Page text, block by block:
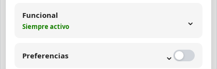
Estrategias de segmentación
Facebook Ads para negocios
Funcional
Siempre activo ⌄
Preferencias ⌄